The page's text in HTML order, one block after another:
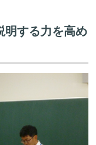
明する力を高め